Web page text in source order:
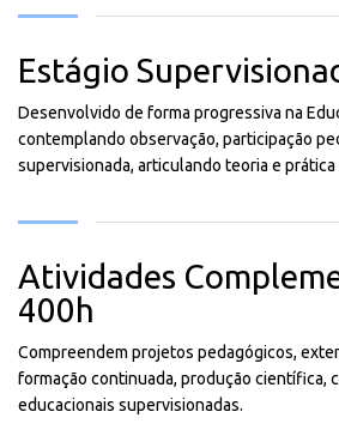
Estágio
Desenvolvido de forma progressiva na
contemplando observação, participação
supervisionada, articulando teoria e
Atividades
400h
Compreendem projetos pedagógicos,
formação continuada, produção científica,
educacionais supervisionadas.